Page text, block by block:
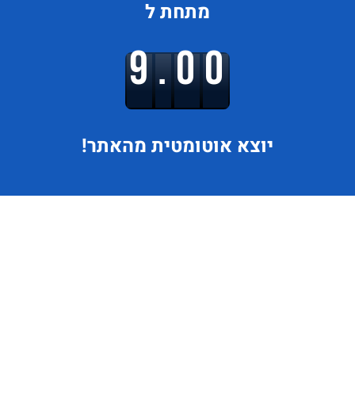
מתחת ל
9.00
יוצא אוטומטית מהאתר!